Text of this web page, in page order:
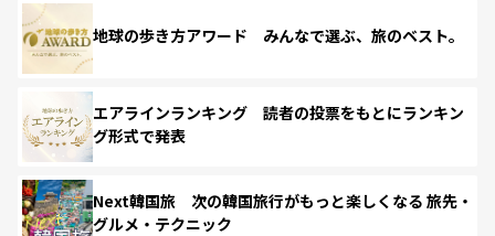
地球の歩き方アワード みんなで選ぶ、旅のベスト。
エアラインランキング 読者の投票をもとにランキン
グ形式で発表
Next韓国旅 次の韓国旅行がもっと楽しくなる 旅先・
グルメ・テクニック